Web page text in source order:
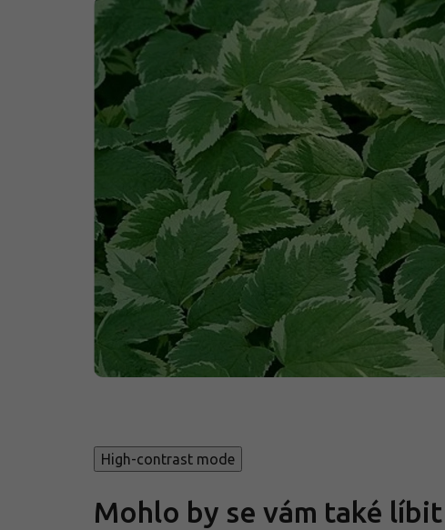
High-contrast mode
Mohlo by se vám také líbit